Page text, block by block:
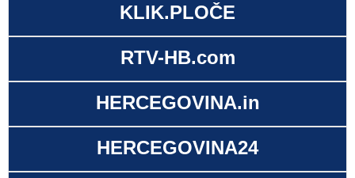
KLIK.PLOČE
RTV-HB.com
HERCEGOVINA.in
HERCEGOVINA24